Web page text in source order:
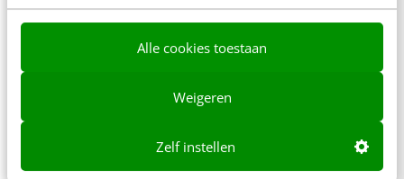
Alle cookies toestaan
Weigeren
Zelf instellen
AI & TECH
Perplexity: wat is deze AI-tool en wat kun je
Perplexity kwam onlangs als beste AI-chatbot uit
een test van The Wall Street Journal.* Maar
eigenlijk is het beter te omschrijven als…